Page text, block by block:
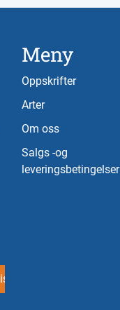
Meny
Oppskrifter
Arter
Om oss
Salgs -og
leveringsbetingelser